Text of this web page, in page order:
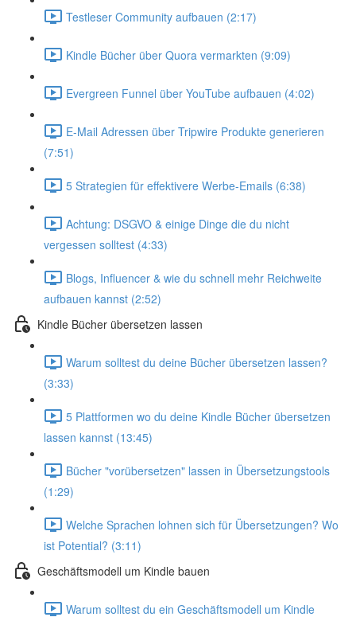
Testleser Community aufbauen (2:17)
Kindle Bücher über Quora vermarkten (9:09)
Evergreen Funnel über YouTube aufbauen (4:02)
E-Mail Adressen über Tripwire Produkte generieren
(7:51)
5 Strategien für effektivere Werbe-Emails (6:38)
Achtung: DSGVO & einige Dinge die du nicht
vergessen solltest (4:33)
Blogs, Influencer & wie du schnell mehr Reichweite
aufbauen kannst (2:52)
Kindle Bücher übersetzen lassen
Warum solltest du deine Bücher übersetzen lassen?
(3:33)
5 Plattformen wo du deine Kindle Bücher übersetzen
lassen kannst (13:45)
Bücher "vorübersetzen" lassen in Übersetzungstools
(1:29)
Welche Sprachen lohnen sich für Übersetzungen? Wo
ist Potential? (3:11)
Geschäftsmodell um Kindle bauen
Warum solltest du ein Geschäftsmodell um Kindle